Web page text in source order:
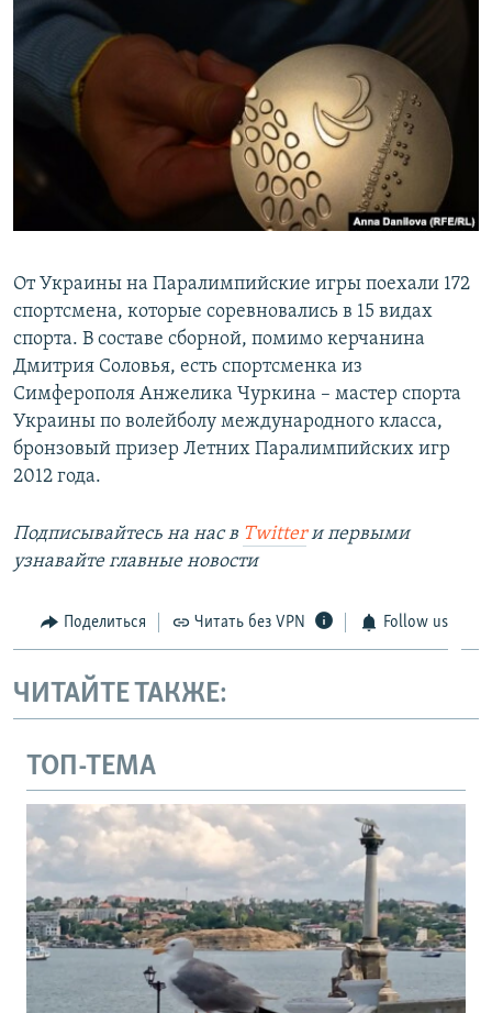
От Украины на Паралимпийские игры поехали 172
спортсмена, которые соревновались в 15 видах
спорта. В составе сборной, помимо керчанина
Дмитрия Соловья, есть спортсменка из
Симферополя Анжелика Чуркина – мастер спорта
Украины по волейболу международного класса,
бронзовый призер Летних Паралимпийских игр
2012 года.
Подписывайтесь на наc в Twitterи первыми
узнавайте главные новости
Поделиться Читать без VPN Follow us
ЧИТАЙТЕ ТАКЖЕ:
ТОП-ТЕМА